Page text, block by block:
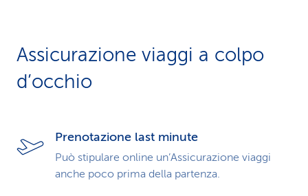
Assicurazione viaggi a colpo
d’occhio
Prenotazione last minute
Può stipulare online un’Assicurazione viaggi
anche poco prima della partenza.